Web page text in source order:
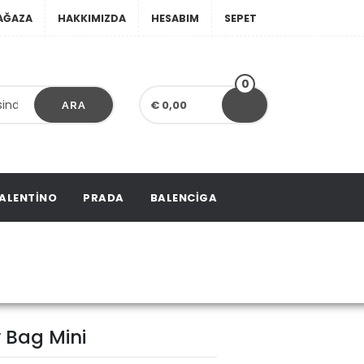
HAKKIMIZDA HESABIM SEPET
ARA € 0,00
0
PRADA BALENCIGA
Mini